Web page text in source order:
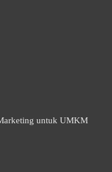
untuk UMKM